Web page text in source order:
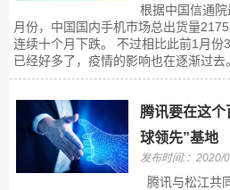
根据中国信通
月份，中国国内手机市场总出货量
连续十个月下跌。 不过相比此前1月
已经好多了，疫情的影响也在逐渐过去
腾讯要在这个
球领先”基地
发布时间:：2020/
腾讯与松江共